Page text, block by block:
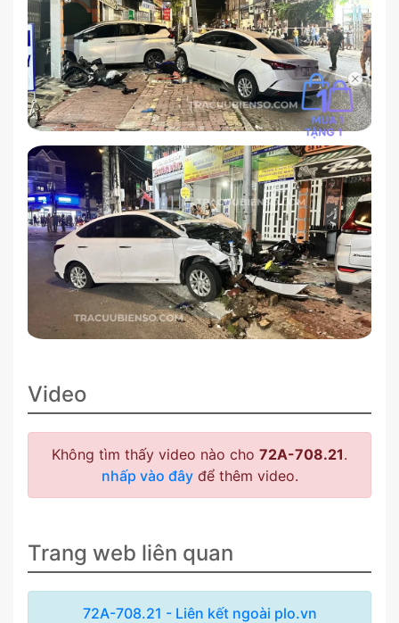
Video
Không tìm thấy video nào cho 72A-708.21.
nhấp vào đâyđể thêm video.
Trang web liên quan
72A-708.21 - Liên kết ngoài plo.vn